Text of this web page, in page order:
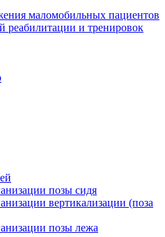
маломобильных пациентов
реабилитации и тренировок
позы сидя
вертикализации (поза
позы лежа